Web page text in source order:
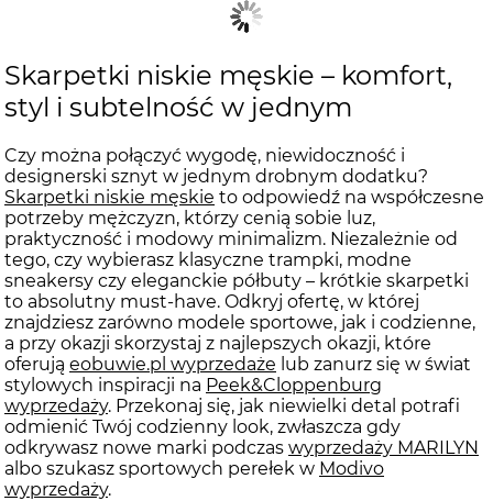
Skarpetki niskie męskie – komfort,
styl i subtelność w jednym
Czy można połączyć wygodę, niewidoczność i
designerski sznyt w jednym drobnym dodatku?
Skarpetki niskie męskie to odpowiedź na współczesne
potrzeby mężczyzn, którzy cenią sobie luz,
praktyczność i modowy minimalizm. Niezależnie od
tego, czy wybierasz klasyczne trampki, modne
sneakersy czy eleganckie półbuty – krótkie skarpetki
to absolutny must-have. Odkryj ofertę, w której
znajdziesz zarówno modele sportowe, jak i codzienne,
a przy okazji skorzystaj z najlepszych okazji, które
oferują eobuwie.pl wyprzedaże lub zanurz się w świat
stylowych inspiracji na Peek&Cloppenburg
wyprzedaży. Przekonaj się, jak niewielki detal potrafi
odmienić Twój codzienny look, zwłaszcza gdy
odkrywasz nowe marki podczas wyprzedaży MARILYN
albo szukasz sportowych perełek w Modivo
wyprzedaży.